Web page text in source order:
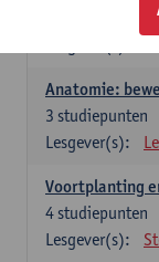
Anatomie:
3 studiepunten
Lesgever(s):
Voortplanting
4studiepunten
Lesgever(s):